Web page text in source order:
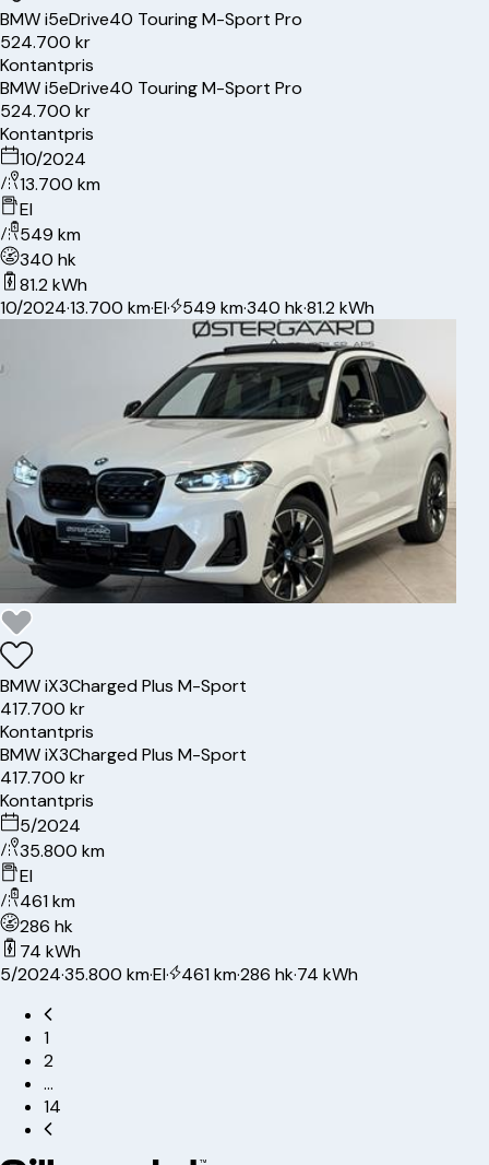
BMWi5eDrive40 Touring M-Sport Pro
524.700 kr
Kontantpris
BMWi5eDrive40 Touring M-Sport Pro
524.700 kr
Kontantpris
10/2024
13.700 km
El
549 km
340 hk
81.2 kWh
10/2024·13.700 km·El· 549 km·340 hk·81.2 kWh
BMWiX3Charged Plus M-Sport
417.700 kr
Kontantpris
BMWiX3Charged Plus M-Sport
417.700 kr
Kontantpris
5/2024
35.800 km
El
461 km
286 hk
74 kWh
5/2024·35.800 km·El· 461 km·286 hk·74 kWh
1
2
…
14